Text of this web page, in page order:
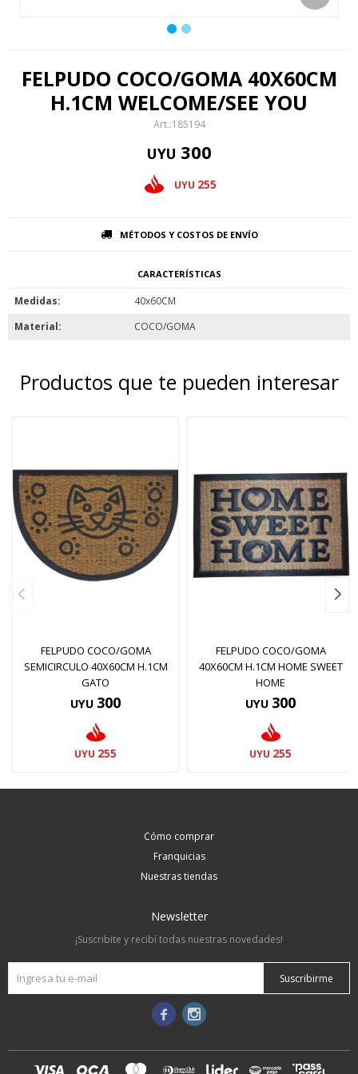
FELPUDO COCO/GOMA 40X60CM
H.1CM WELCOME/SEE YOU
185194
UYU 300
UYU 255
MÉTODOS Y COSTOS DE ENVÍO
CARACTERÍSTICAS
Medidas
40x60CM
Material
COCO/GOMA
Productos que te pueden interesar
FELPUDO COCO/GOMA
SEMICIRCULO 40X60CM H.1CM
GATO
UYU 300
UYU 255
FELPUDO COCO/GOMA
40X60CM H.1CM HOME SWEET
HOME
UYU 300
UYU 255
Cómo comprar
Franquicias
Nuestras tiendas
Newsletter
¡Suscribite y recibí todas nuestras novedades!
Suscribirme
 